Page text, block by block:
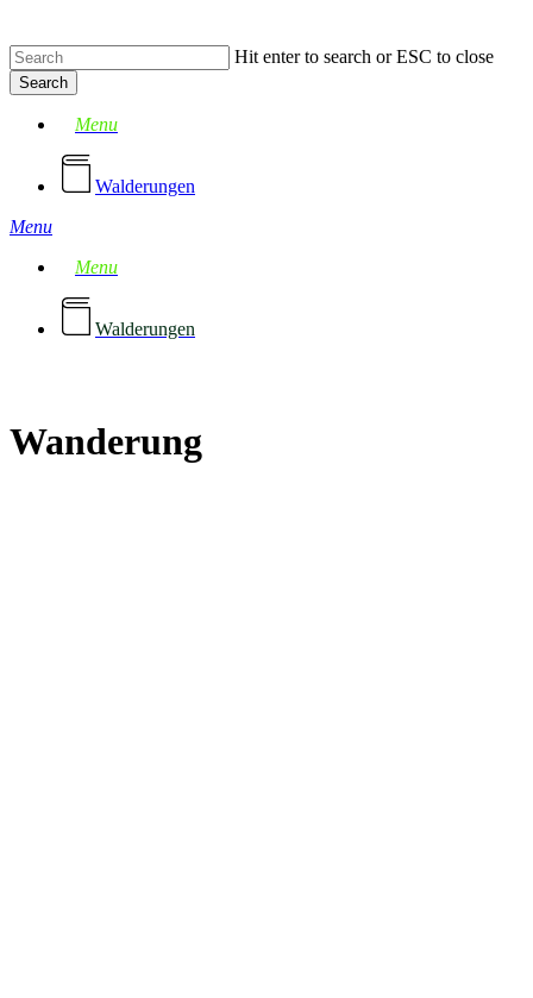
main
content
Hit enter to search or ESC to close
Search
Search
Menu
Walderungen
Menu
Menu
Walderungen
Wanderung